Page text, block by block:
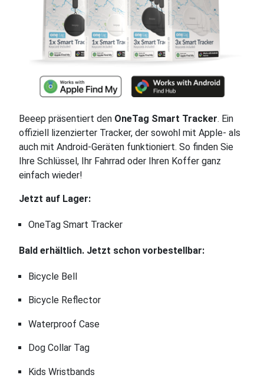
Beeep präsentiert den OneTag Smart Tracker. Ein
offiziell lizenzierter Tracker, der sowohl mit Apple- als
auch mit Android-Geräten funktioniert. So finden Sie
Ihre Schlüssel, Ihr Fahrrad oder Ihren Koffer ganz
einfach wieder!
Jetzt auf Lager:
OneTag Smart Tracker
Bald erhältlich. Jetzt schon vorbestellbar:
Bicycle Bell
Bicycle Reflector
Waterproof Case
Dog Collar Tag
Kids Wristbands